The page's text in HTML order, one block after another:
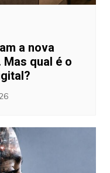
a nova
qual é o